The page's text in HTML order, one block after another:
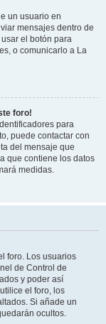
un usuario en
mensajes dentro de
el botón para
o comunicarlo a La
foro!
para
puede contactar con
del mensaje que
que contiene los datos
medidas.
foro. Los usuarios
de Control de
y poder así
el foro, los
Si añade un
ocultos.